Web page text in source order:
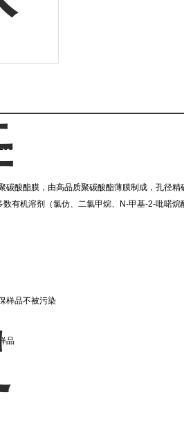
碳酸酯膜，由高品质聚碳酸酯薄膜制成，孔径
有机溶剂（氯仿、二氯甲烷、N-甲基-2-吡喏
样品不被污染
品